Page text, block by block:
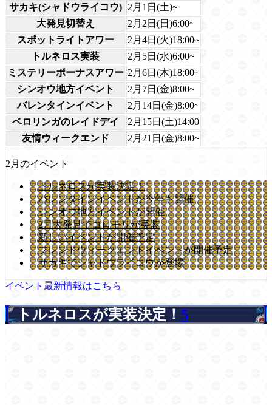
サカキ(シャドウライコウ) 2月1日(土)~
大発見切替え
2月2日(日)6:00~
スポットライトアワー
2月4日(火)18:00~
トルネロス実装
2月5日(水)6:00~
ミステリーボーナスアワー 2月6日(木)18:00~
シンオウ地方イベント
2月7日(金)8:00~
バレンタインイベント
2月14日(金)8:00~
ベロリンガのレイドデイ
2月15日(土)14:00
友情ウィークエンド
2月21日(金)8:00~
2月のイベント
トルネロスが実装決定！
バレンタインイベントが今年も開催
シンオウ地方イベントが開催
2月大発見でコロモリが実装
新しいイベントが開催予定
フレンドウィークエンドイベントが開催予定
サカキでシャドウライコウが登場
イベント最新情報はこちら
トルネロスが実装決定！ 5